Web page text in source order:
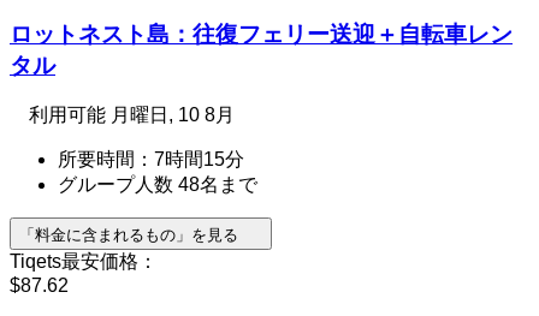
ロットネスト島：往復フェリー送迎＋自転車レン
タル
利用可能 月曜日, 10 8月
所要時間：7時間15分
グループ人数 48名まで
「料金に含まれるもの」を見る
Tiqets最安価格：
$87.62